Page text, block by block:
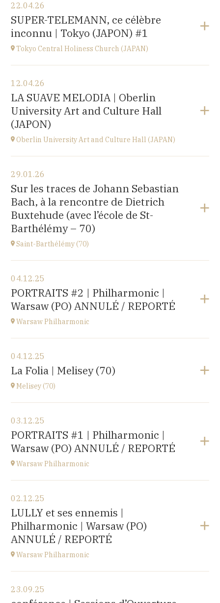
Tokyo (JAPAN)
à 19H
22.04.26
SUPER-TELEMANN, ce célèbre
inconnu | Tokyo (JAPON) #1
Tokyo Central Holiness Church (JAPAN)
Tokyo (JAPAN)
à14H
12.04.26
LA SUAVE MELODIA | Oberlin
University Art and Culture Hall
(JAPON)
Oberlin University Art and Culture Hall (JAPAN)
〒194-0032 東京都町田市本町田2600-4
2600-4, Honmachida, Machida City, Tokyo (JAPAN)
à14H
Accéder au site
29.01.26
Sur les traces de Johann Sebastian
Bach, à la rencontre de Dietrich
Buxtehude (avec l’école de St-
Barthélémy – 70)
Saint-Barthélémy (70)
Gymnase,
1B Route de Ronchamp, 70270 Saint-Barthélemy
à15H
04.12.25
PORTRAITS #2 | Philharmonic |
Warsaw (PO) ANNULÉ / REPORTÉ
Warsaw Philharmonic
POLOGNE
à20H00
Acheter vos billets
04.12.25
La Folia | Melisey (70)
Melisey (70)
Melisey (70)
à18H00
03.12.25
PORTRAITS #1 | Philharmonic |
Warsaw (PO) ANNULÉ / REPORTÉ
Warsaw Philharmonic
POLOGNE
à20H00
Acheter vos billets
02.12.25
LULLY et ses ennemis |
Philharmonic | Warsaw (PO)
ANNULÉ / REPORTÉ
Warsaw Philharmonic
POLOGNE
23.09.25